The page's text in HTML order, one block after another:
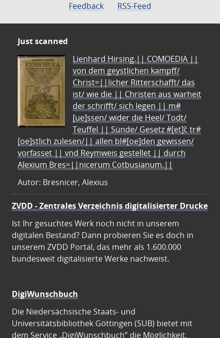
Feedback
RSS-Feed
Just scanned
Lienhard Hirsing.|| COMOEDIA ||
von dem geystlichen kampff/
Christ=||licher Ritterschafft/ das
ist/ wie die || Christen aus warheit
der schrifft/ sich legen || m#
[ue]ssen/ wider die Heel/ Todt/
Teuffel || Sünde/ Gesetz #[et]c̃ tr#
[oe]stlich zulesen/|| allen bl#[oe]den gewissen/
vorfasset || vnd Reymweis gestellet || durch
Alexium Bres=||nicerum Cotbusianum.||
Autor: Bresnicer, Alexius
ZVDD - Zentrales Verzeichnis digitalisierter Drucke
Ist Ihr gesuchtes Werk noch nicht in unserem
digitalen Bestand? Dann probieren Sie es doch in
unserem ZVDD Portal, das mehr als 1.600.000
bundesweit digitalisierte Werke nachweist.
DigiWunschbuch
Die Niedersächsische Staats- und
Universitätsbibliothek Göttingen (SUB) bietet mit
dem Service „DigiWunschbuch” die Möglichkeit,